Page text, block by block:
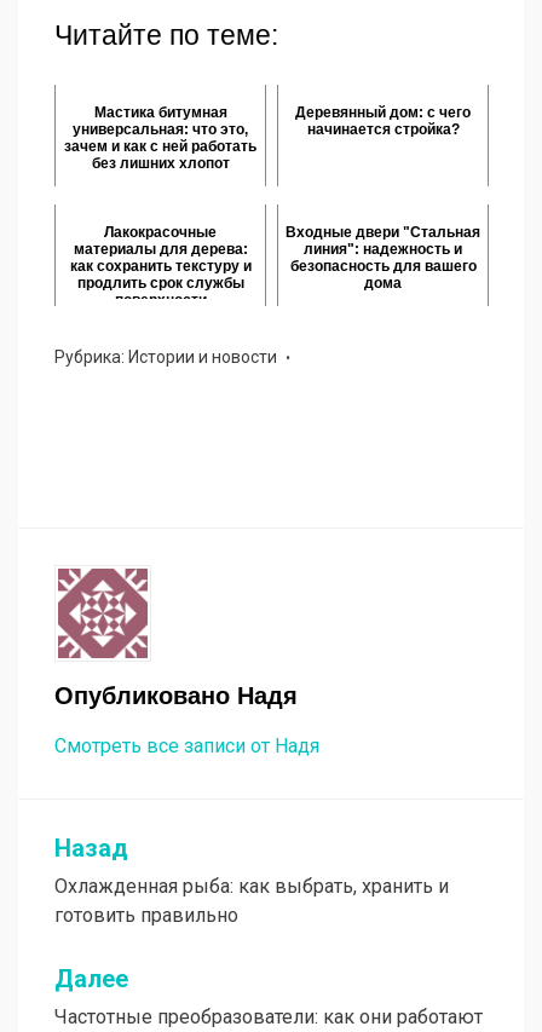
Читайте по теме:
Мастика битумная
универсальная: что это,
зачем и как с ней работать
без лишних хлопот
Деревянный дом: с чего
начинается стройка?
Лакокрасочные
материалы для дерева:
как сохранить текстуру и
продлить срок службы
поверхности
Входные двери "Стальная
линия": надежность и
безопасность для вашего
дома
Рубрика: Истории и новости
Опубликовано Надя
Смотреть все записи от Надя
Навигация
по
записям
Назад
Охлажденная рыба: как выбрать, хранить и
готовить правильно
Далее
Частотные преобразователи: как они работают